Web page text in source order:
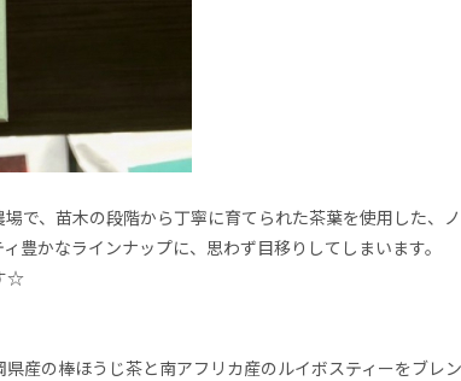
で、苗木の段階から丁寧に育てられた茶葉を使用した、
豊かなラインナップに、思わず目移りしてしまいます。
☆
産の棒ほうじ茶と南アフリカ産のルイボスティーをブレ